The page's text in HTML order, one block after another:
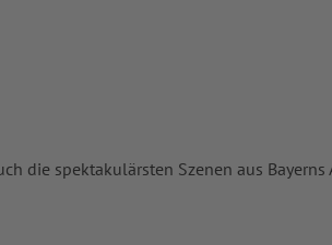
die spektakulärsten Szenen aus